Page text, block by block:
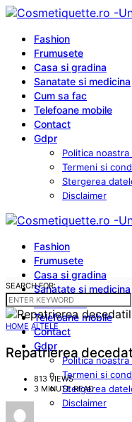
Fashion
Frumusete
Casa si gradina
Sanatate si medicina
Cum sa fac
Telefoane mobile
Contact
Gdpr
Politica
Termeni si
Stergerea
Disclaimer
Fashion
Frumusete
Casa si gradina
Sanatate si medicina
Cum sa fac
Telefoane mobile
Contact
Gdpr
Politica
Termeni si
Stergerea
Disclaimer
SEARCH FOR:
HOME ALTELE
Repatrierea
813 VIEWS
3 MINUTE READ